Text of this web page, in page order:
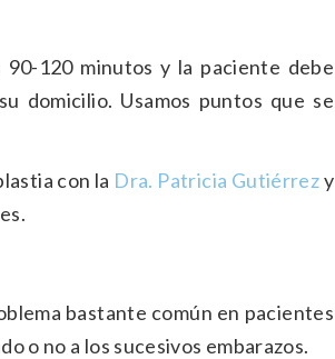
120 minutos y la paciente debe
domicilio. Usamos puntos que se
con la​ Dra. Patricia Gutiérrez​ y
bastante común en pacientes
o no a los sucesivos embarazos.